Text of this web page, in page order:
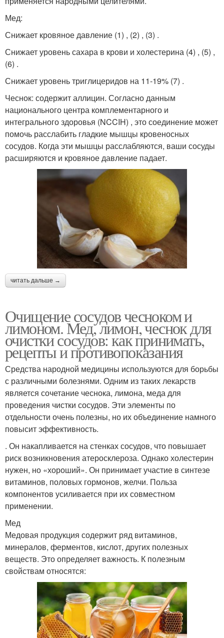
Мед:
Снижает кровяное давление (1) , (2) , (3) .
Снижает уровень сахара в крови и холестерина (4) , (5) ,
(6) .
Снижает уровень триглицеридов на 11-19% (7) .
Чеснок: содержит аллицин. Согласно данным
национального центра комплементарного и
интегрального здоровья (NCCIH) , это соединение может
помочь расслабить гладкие мышцы кровеносных
сосудов. Когда эти мышцы расслабляются, ваши сосуды
расширяются и кровяное давление падает.
читать дальше →
Очищение сосудов чесноком и
лимоном. Мед, лимон, чеснок для
очистки сосудов: как принимать,
рецепты и противопоказания
Средства народной медицины используются для борьбы
с различными болезнями. Одним из таких лекарств
является сочетание чеснока, лимона, меда для
проведения чистки сосудов. Эти элементы по
отдельности очень полезны, но их объединение намного
повысит эффективность.
. Он накапливается на стенках сосудов, что повышает
риск возникновения атеросклероза. Однако холестерин
нужен, но «хороший». Он принимает участие в синтезе
витаминов, половых гормонов, желчи. Польза
компонентов усиливается при их совместном
применении.
Мед
Медовая продукция содержит ряд витаминов,
минералов, ферментов, кислот, других полезных
веществ. Это определяет важность. К полезным
свойствам относятся: